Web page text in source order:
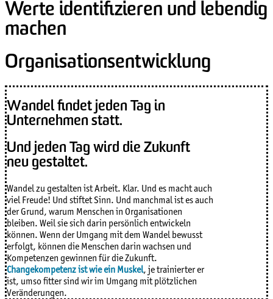
Werte identifizieren und lebendig
machen
Organisationsentwicklung
Wandel findet jeden Tag in
Unternehmen statt.
Und jeden Tag wird die Zukunft
neu gestaltet.
Wandel zu gestalten ist Arbeit. Klar. Und es macht auch
viel Freude! Und stiftet Sinn. Und manchmal ist es auch
der Grund, warum Menschen in Organisationen
bleiben. Weil sie sich darin persönlich entwickeln
können. Wenn der Umgang mit dem Wandel bewusst
erfolgt, können die Menschen darin wachsen und
Kompetenzen gewinnen für die Zukunft.
Changekompetenz ist wie ein Muskel, je trainierter er
ist, umso fitter sind wir im Umgang mit plötzlichen
Veränderungen.